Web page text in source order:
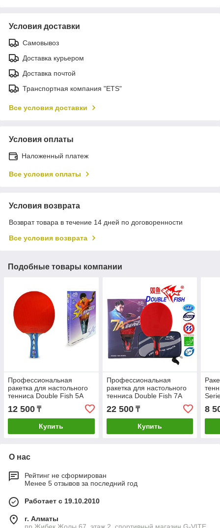
Условия доставки
Самовывоз
Доставка курьером
Доставка почтой
Транспортная компания "ETS"
Все условия доставки
Условия оплаты
Наложенный платеж
Все условия оплаты
Условия возврата
Возврат товара в течение 14 дней по договоренности
Все условия возврата
Подобные товары компании
Профессиональная
ракетка для настольного
тенниса Double Fish 5A
12 500 ₸
Купить
Профессиональная
ракетка для настольного
тенниса Double Fish 7A
22 500₸
Купить
8
О нас
Рейтинг не сформирован
Менее 5 отзывов за последний год
Работает с 19.10.2010
г. Алматы